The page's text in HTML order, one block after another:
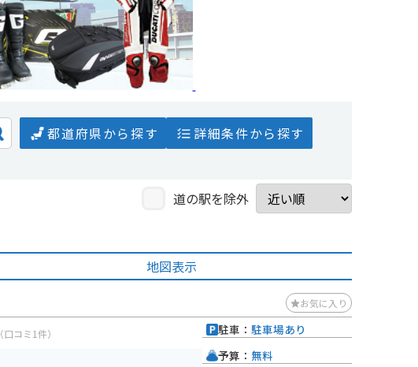
都道府県から探す
詳細条件から探す
道の駅を除外
地図表示
お気に入り
（口コミ1件） 駐車： 駐車場あり
予算： 無料